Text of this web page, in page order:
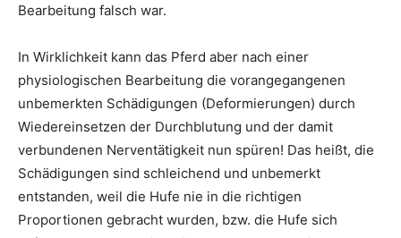
Bearbeitung falsch war.
In Wirklichkeit kann das Pferd aber nach einer
physiologischen Bearbeitung die vorangegangenen
unbemerkten Schädigungen (Deformierungen) durch
Wiedereinsetzen der Durchblutung und der damit
verbundenen Nerventätigkeit nun spüren! Das heißt, die
Schädigungen sind schleichend und unbemerkt
entstanden, weil die Hufe nie in die richtigen
Proportionen gebracht wurden, bzw. die Hufe sich